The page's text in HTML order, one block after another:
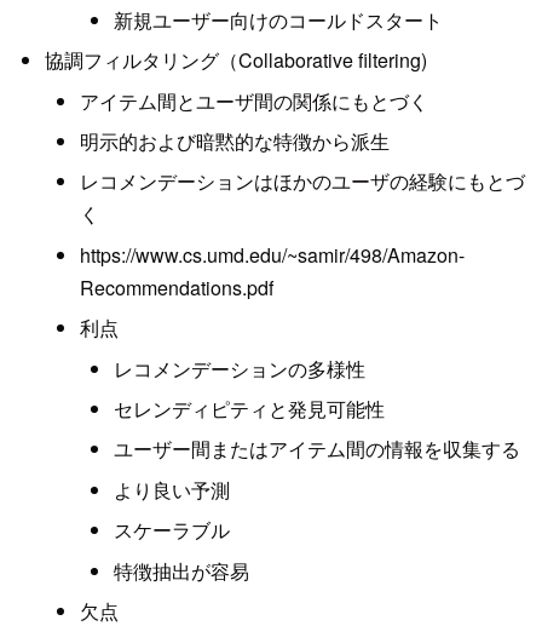
新規ユーザー向けのコールドスタート
協調フィルタリング（Collaborative filtering)
アイテム間とユーザ間の関係にもとづく
明示的および暗黙的な特徴から派生
レコメンデーションはほかのユーザの経験にもとづ
く
https://www.cs.umd.edu/~samir/498/Amazon-
Recommendations.pdf
利点
レコメンデーションの多様性
セレンディピティと発見可能性
ユーザー間またはアイテム間の情報を収集する
より良い予測
スケーラブル
特徴抽出が容易
欠点